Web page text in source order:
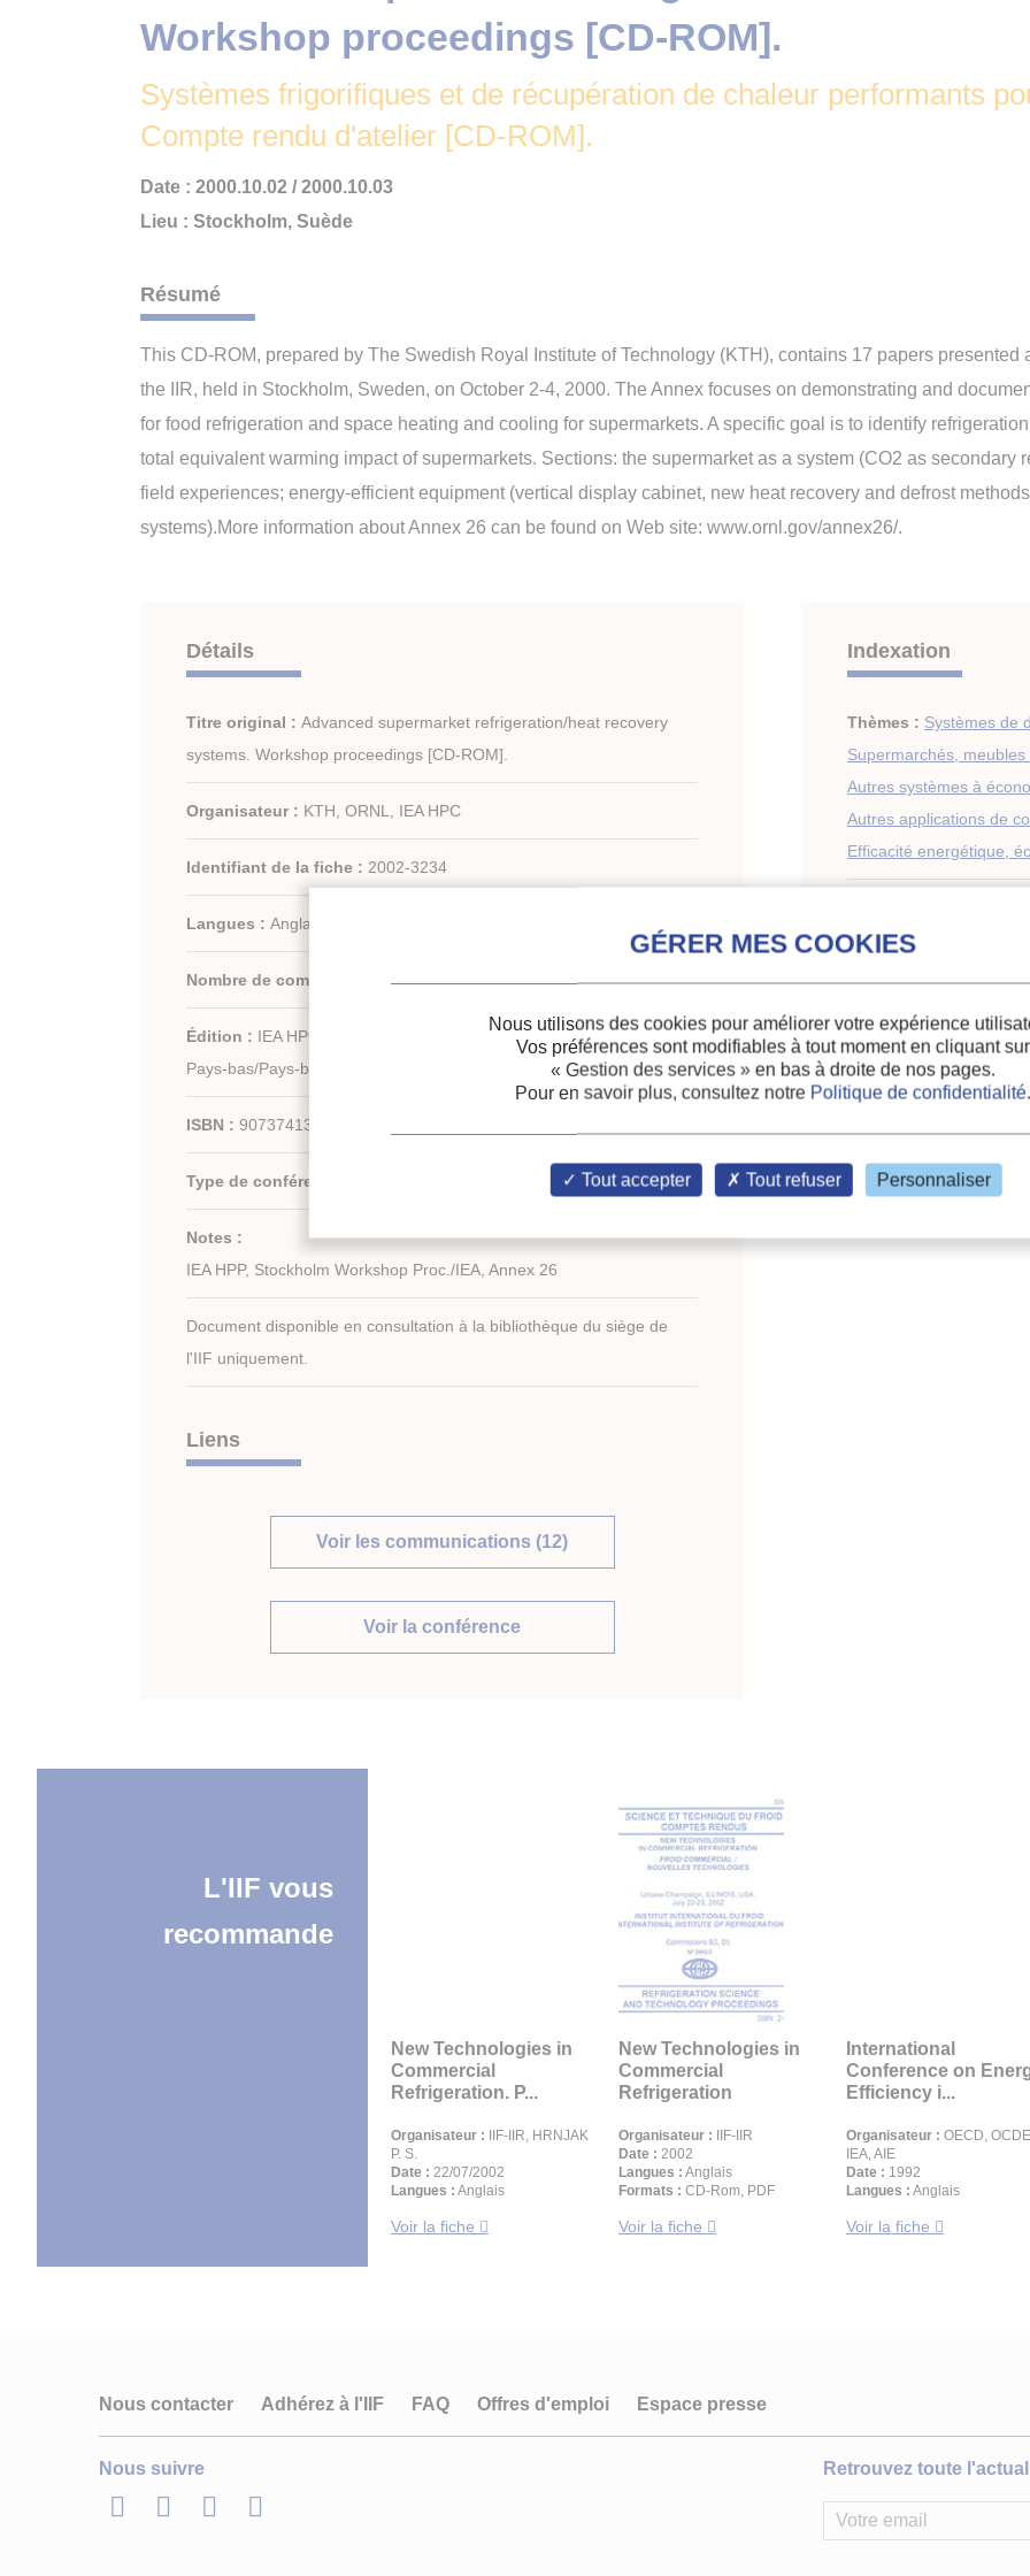
Systèmes frigorifiques et de récupération de chaleur performants
Compte rendu d'atelier [CD-ROM].
Workshop proceedings [CD-ROM].
Date : 2000.10.02 / 2000.10.03
Lieu : Stockholm, Suède
Résumé
This CD-ROM, prepared by The Swedish Royal Institute of Technology (KTH), contains 17 papers presented
the IIR, held in Stockholm, Sweden, on October 2-4, 2000. The Annex focuses on demonstrating and
for food refrigeration and space heating and cooling for supermarkets. A specific goal is to identify
total equivalent warming impact of supermarkets. Sections: the supermarket as a system (CO2 as
field experiences; energy-efficient equipment (vertical display cabinet, new heat recovery and defrost
systems).More information about Annex 26 can be found on Web site: www.ornl.gov/annex26/.
Détails
Titre original : Advanced supermarket refrigeration/heat recovery
systems. Workshop proceedings [CD-ROM].
Organisateur : KTH, ORNL, IEA HPC
Identifiant de la fiche : 2002-3234
Langues : Anglais
Nombre de communications :12
Édition : IEA HPC (International Energy Agency, Heat Pump Centre) -
Pays-bas/Pays-bas
ISBN : 9073741394
Type de conférence :
Notes :
IEA HPP, Stockholm Workshop Proc./IEA, Annex 26
Document disponible en consultation à la bibliothèque du siège de
l'IIF uniquement.
Liens
Voir les communications (12)
Voir la conférence
Indexation
Thèmes : Systèmes de
Supermarchés,
Autres systèmes à
Autres applications de
Efficacité energétique,
Mesure;Meuble de
Compresseur;CO2
L'IIF vous
recommande
New Technologies in
Commercial
Refrigeration. P...
Organisateur : IIF-IIR, HRNJAK
P. S.
Date : 22/07/2002
Langues : Anglais
Voir la fiche
New Technologies in
Commercial
Refrigeration
Organisateur : IIF-IIR
Date : 2002
Langues : Anglais
Formats : CD-Rom, PDF
Voir la fiche
International
Conference on
Efficiency i...
Organisateur : OECD,
IEA, AIE
Date : 1992
Langues : Anglais
Voir la fiche
Nous contacter Adhérez à l'IIF FAQ Offres d'emploi Espace presse
Nous suivre
LinkedInTwitterFacebook
Youtube
Retrouvez toute
Nous utilisons des cookies pour améliorer votre expérience
Vos préférences sont modifiables à tout moment en cliquant sur
« Gestion des services » en bas à droite de nos pages.
Pour en savoir plus, consultez notre Politique de confidentialité.
Tout accepter Tout refuser Personnaliser